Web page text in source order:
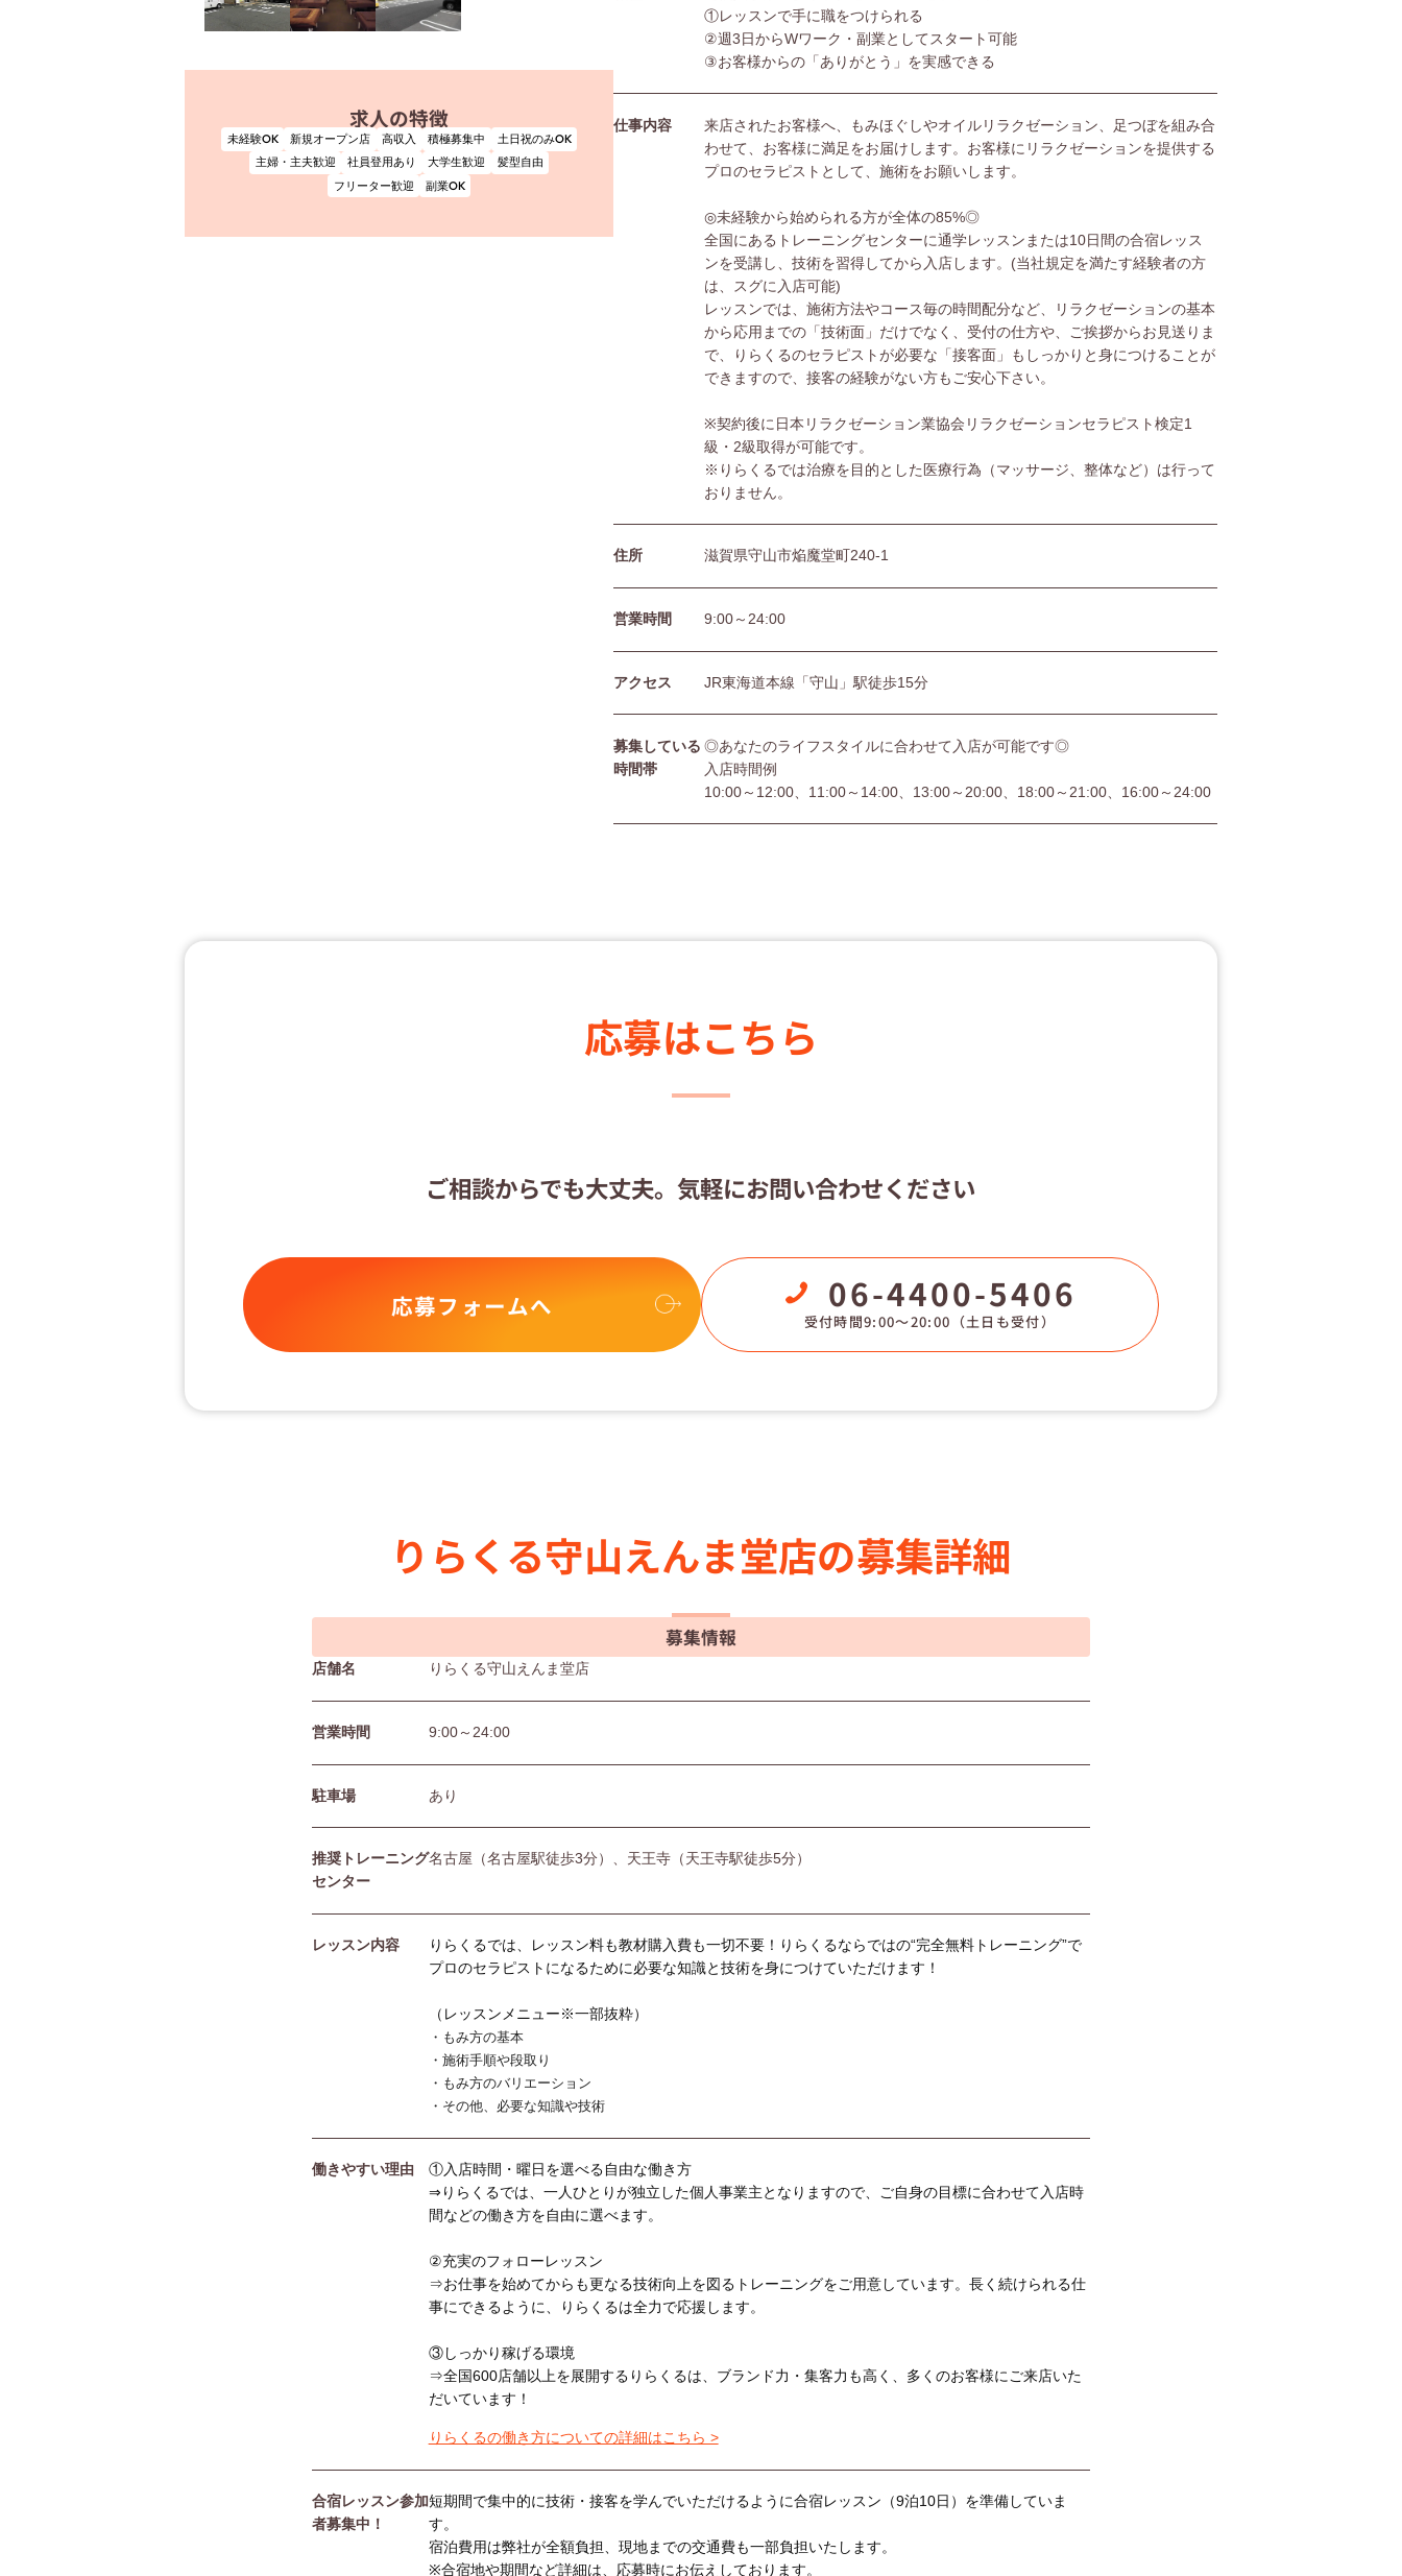
求人の特徴
未経験OK 新規オープン店 高収入 積極募集中
土日祝のみOK
主婦・主夫歓迎
社員登用あり 大学生歓迎
髪型自由
フリーター歓迎
副業OK
①レッスンで手に職をつけられる
②週3日からWワーク・副業としてスタート可能
③お客様からの「ありがとう」を実感できる
仕事内容
来店されたお客様へ、もみほぐしやオイルリラクゼーション、足つぼを組み合
わせて、お客様に満足をお届けします。お客様にリラクゼーションを提供する
プロのセラピストとして、施術をお願いします。
◎未経験から始められる方が全体の85%◎
全国にあるトレーニングセンターに通学レッスンまたは10日間の合宿レッス
ンを受講し、技術を習得してから入店します。(当社規定を満たす経験者の方
は、スグに入店可能)
レッスンでは、施術方法やコース毎の時間配分など、リラクゼーションの基本
から応用までの「技術面」だけでなく、受付の仕方や、ご挨拶からお見送りま
で、りらくるのセラピストが必要な「接客面」もしっかりと身につけることが
できますので、接客の経験がない方もご安心下さい。
※契約後に日本リラクゼーション業協会リラクゼーションセラピスト検定1
級・2級取得が可能です。
※りらくるでは治療を目的とした医療行為（マッサージ、整体など）は行って
おりません。
住所 滋賀県守山市焔魔堂町240-1
営業時間 9:00～24:00
アクセス JR東海道本線「守山」駅徒歩15分
募集している
時間帯
◎あなたのライフスタイルに合わせて入店が可能です◎
入店時間例
10:00～12:00、11:00～14:00、13:00～20:00、18:00～21:00、16:00～24:00
応募はこちら
ご相談からでも大丈夫。気軽にお問い合わせください
応募フォームへ 06-4400-5406
受付時間9:00〜20:00 （土日も受付）
りらくる守山えんま堂店の募集詳細
募集情報
店舗名 りらくる守山えんま堂店
営業時間 9:00～24:00
駐⾞場 あり
推奨トレーニング
センター
名古屋（名古屋駅徒歩3分）、天王寺（天王寺駅徒歩5分）
レッスン内容
りらくるでは、レッスン料も教材購入費も一切不要！りらくるならではの“完全無料トレーニング”で
プロのセラピストになるために必要な知識と技術を身につけていただけます！
（レッスンメニュー※一部抜粋）
・もみ方の基本
・施術手順や段取り
・もみ方のバリエーション
・その他、必要な知識や技術
働きやすい理由
①入店時間・曜日を選べる自由な働き方
⇒りらくるでは、一人ひとりが独立した個人事業主となりますので、ご自身の目標に合わせて入店時
間などの働き方を自由に選べます。
②充実のフォローレッスン
⇒お仕事を始めてからも更なる技術向上を図るトレーニングをご用意しています。長く続けられる仕
事にできるように、りらくるは全力で応援します。
③しっかり稼げる環境
⇒全国600店舗以上を展開するりらくるは、ブランド力・集客力も高く、多くのお客様にご来店いた
だいています！
りらくるの働き方についての詳細はこちら >
合宿レッスン参加
者募集中！
短期間で集中的に技術・接客を学んでいただけるように合宿レッスン（9泊10日）を準備していま
す。
宿泊費用は弊社が全額負担、現地までの交通費も一部負担いたします。
※合宿地や期間など詳細は、応募時にお伝えしております。